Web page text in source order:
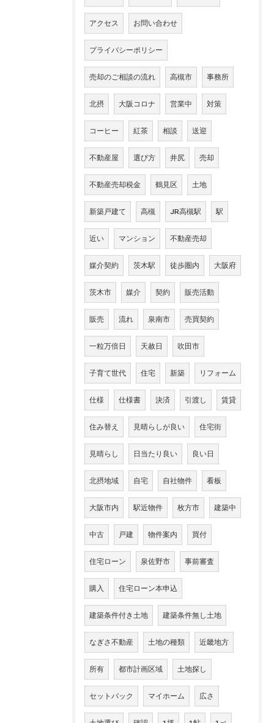
アクセス お問い合わせ
プライバシーポリシー
売却のご相談の流れ 高槻市 事務所
北摂 大阪コロナ 営業中 対策
コーヒー 紅茶 相談 送迎
不動産屋 選び方 井尻 売却
不動産売却税金 鶴見区 土地
新築戸建て 高槻 JR高槻駅 駅
近い マンション 不動産売却
媒介契約 茨木駅 徒歩圏内 大阪府
茨木市 媒介 契約 販売活動
販売 流れ 泉南市 売買契約
一粒万倍日 天赦日 吹田市
子育て世代 住宅 新築 リフォーム
仕様 仕様書 決済 引渡し 賃貸
住み替え 見晴らしが良い 住宅街
見晴らし 日当たり良い 良い日
北摂地域 自宅 自社物件 看板
大阪市内 駅近物件 枚方市 建築中
中古 戸建 物件案内 買付
住宅ローン 泉佐野市 事前審査
購入 住宅ローン本申込
建築条件付き土地 建築条件無し土地
なぎさ不動産 土地の種類 近畿地方
所有 都市計画区域 土地探し
セットバック マイホーム 広さ